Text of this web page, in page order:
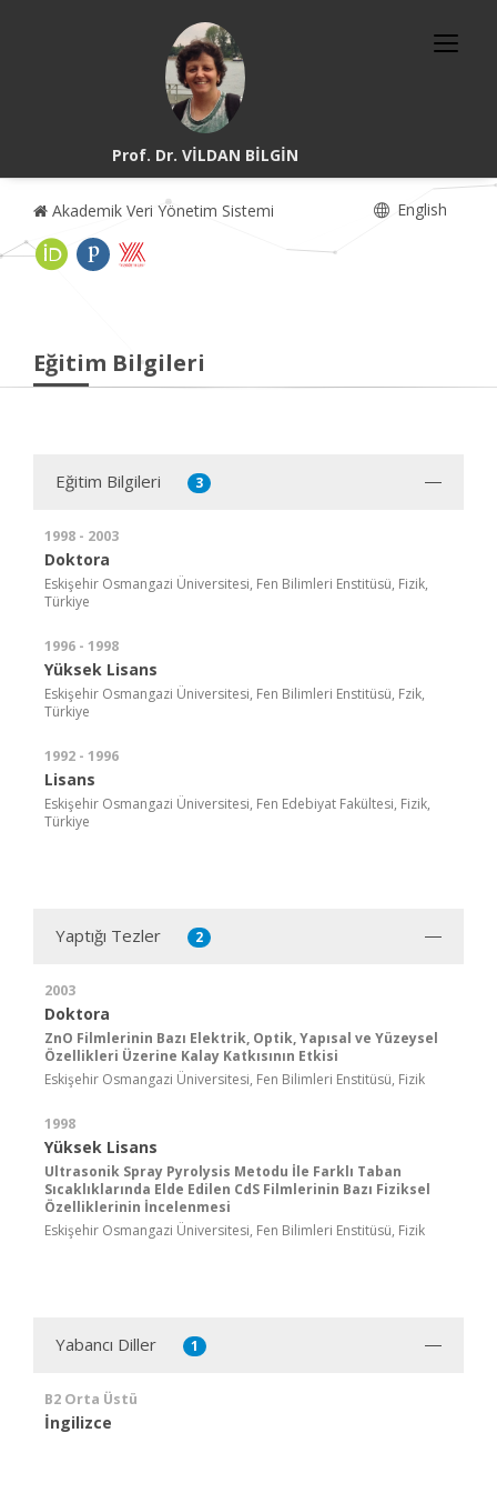
Prof. Dr. VİLDAN BİLGİN
Akademik Veri Yönetim Sistemi English
Eğitim Bilgileri
Eğitim Bilgileri 3
1998 - 2003
Doktora
Eskişehir Osmangazi Üniversitesi, Fen Bilimleri Enstitüsü, Fizik,
Türkiye
1996 - 1998
Yüksek Lisans
Eskişehir Osmangazi Üniversitesi, Fen Bilimleri Enstitüsü, Fzik,
Türkiye
1992 - 1996
Lisans
Eskişehir Osmangazi Üniversitesi, Fen Edebiyat Fakültesi, Fizik,
Türkiye
Yaptığı Tezler 2
2003
Doktora
ZnO Filmlerinin Bazı Elektrik, Optik, Yapısal ve Yüzeysel
Özellikleri Üzerine Kalay Katkısının Etkisi
Eskişehir Osmangazi Üniversitesi, Fen Bilimleri Enstitüsü, Fizik
1998
Yüksek Lisans
Ultrasonik Spray Pyrolysis Metodu İle Farklı Taban
Sıcaklıklarında Elde Edilen CdS Filmlerinin Bazı Fiziksel
Özelliklerinin İncelenmesi
Eskişehir Osmangazi Üniversitesi, Fen Bilimleri Enstitüsü, Fizik
Yabancı Diller 1
B2 Orta Üstü
İngilizce